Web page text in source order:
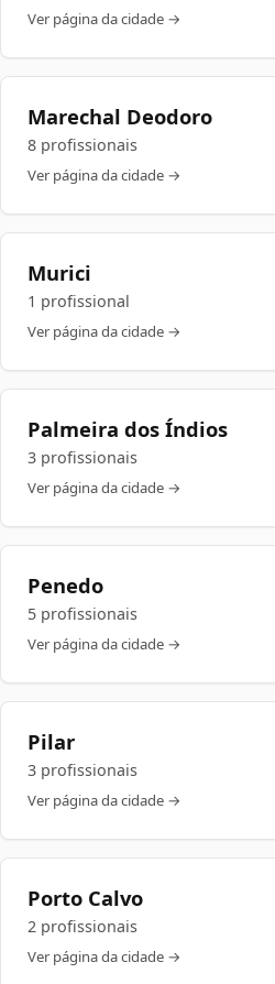
Ver página da cidade →
Marechal Deodoro
8 profissionais
Ver página da cidade →
Murici
1 profissional
Ver página da cidade →
Palmeira dos Índios
3 profissionais
Ver página da cidade →
Penedo
5 profissionais
Ver página da cidade →
Pilar
3 profissionais
Ver página da cidade →
Porto Calvo
2 profissionais
Ver página da cidade →